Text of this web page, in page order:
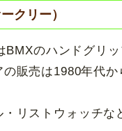
クリー）
BMXのハンドグリ
販売は1980年代か
リストウォッチな